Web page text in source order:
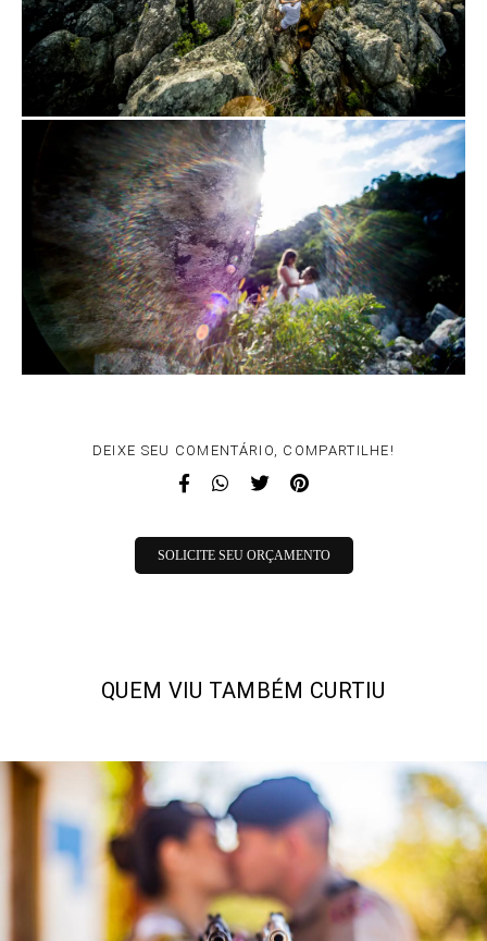
DEIXE SEU COMENTÁRIO, COMPARTILHE!
SOLICITE SEU ORÇAMENTO
QUEM VIU TAMBÉM CURTIU